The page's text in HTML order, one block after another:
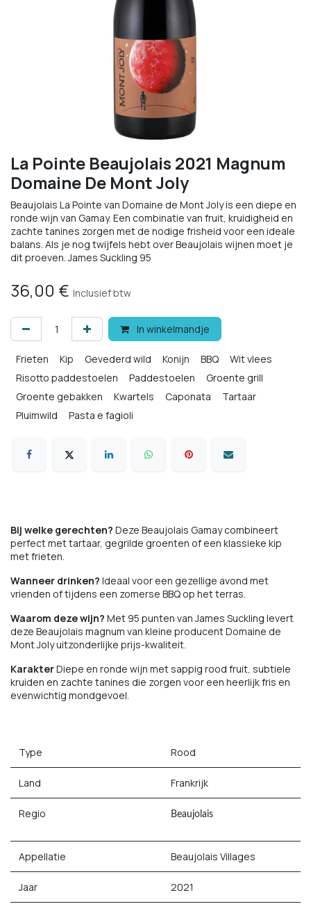
La Pointe Beaujolais 2021 Magnum
Domaine De Mont Joly
Beaujolais La Pointe van Domaine de Mont Joly is een diepe en
ronde wijn van Gamay. Een combinatie van fruit, kruidigheid en
zachte tanines zorgen met de nodige frisheid voor een ideale
balans. Als je nog twijfels hebt over Beaujolais wijnen moet je
dit proeven. James Suckling 95
36,00 € Inclusief btw
In winkelmandje
Frieten Kip Gevederd wild Konijn BBQ
Wit vlees
Risotto paddestoelen
Paddestoelen
Groente grill
Groente gebakken
Kwartels Caponata
Tartaar
Pluimwild
Pasta e fagioli
Bij welke gerechten? Deze Beaujolais Gamay combineert
perfect met tartaar, gegrilde groenten of een klassieke kip
met frieten.
Wanneer drinken? Ideaal voor een gezellige avond met
vrienden of tijdens een zomerse BBQ op het terras.
Waarom deze wijn? Met 95 punten van James Suckling levert
deze Beaujolais magnum van kleine producent Domaine de
Mont Joly uitzonderlijke prijs-kwaliteit.
KarakterDiepe en ronde wijn met sappig rood fruit, subtiele
kruiden en zachte tanines die zorgen voor een heerlijk fris en
evenwichtig mondgevoel.
Type Rood
Land Frankrijk
Regio Beaujolais
Appellatie Beaujolais Villages
Jaar 2021